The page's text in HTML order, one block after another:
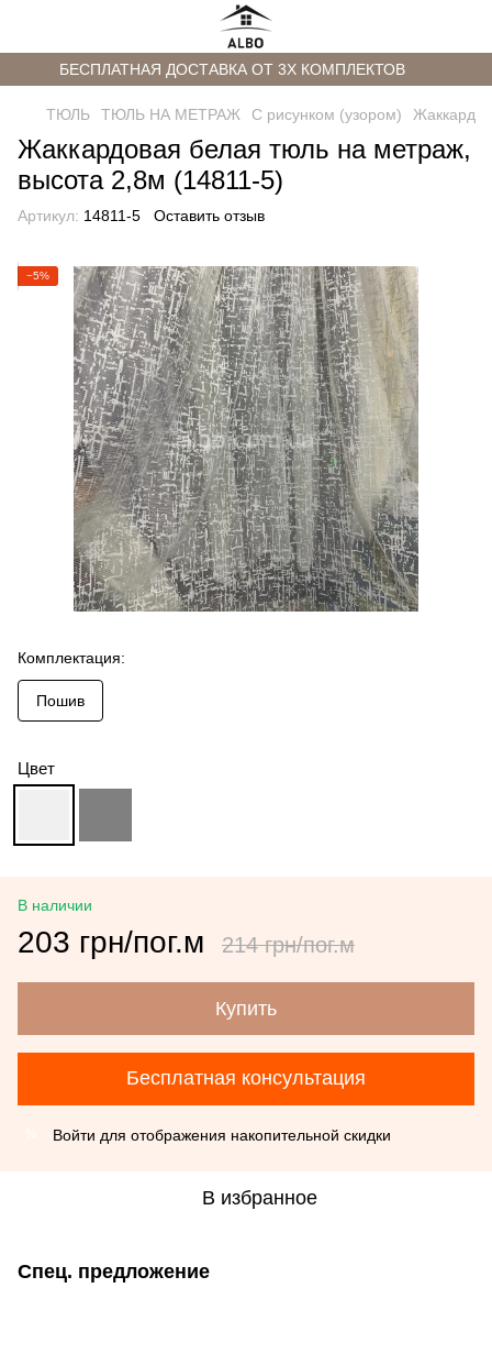
БЕСПЛАТНАЯ ДОСТАВКА ОТ 3Х КОМПЛЕКТОВ
ТЮЛЬ ТЮЛЬ НА МЕТРАЖ С рисунком (узором) Жаккард
Жаккардовая белая тюль на метраж,
высота 2,8м (14811-5)
Артикул: 14811-5 Оставить отзыв
−5%
Комплектация:
Пошив
Цвет
В наличии
203 грн/пог.м 214 грн/пог.м
Купить
Бесплатная консультация
Войти для отображения накопительной скидки
В избранное
Спец. предложение